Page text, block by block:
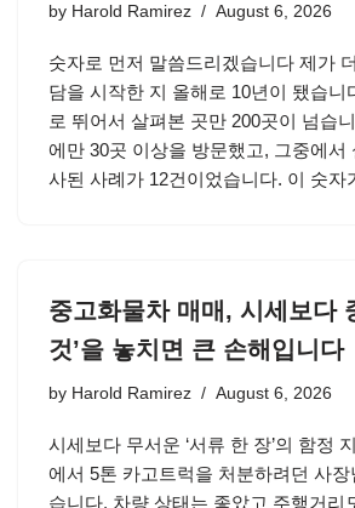
by Harold Ramirez August 6, 2026
숫자로 먼저 말씀드리겠습니다 제가
담을 시작한 지 올해로 10년이 됐습니
로 뛰어서 살펴본 곳만 200곳이 넘습
에만 30곳 이상을 방문했고, 그중에서
사된 사례가 12건이었습니다. 이 숫
중고화물차 매매, 시세보다
것’을 놓치면 큰 손해입니다
by Harold Ramirez August 6, 2026
시세보다 무서운 ‘서류 한 장’의 함정
에서 5톤 카고트럭을 처분하려던 사
습니다. 차량 상태는 좋았고 주행거리